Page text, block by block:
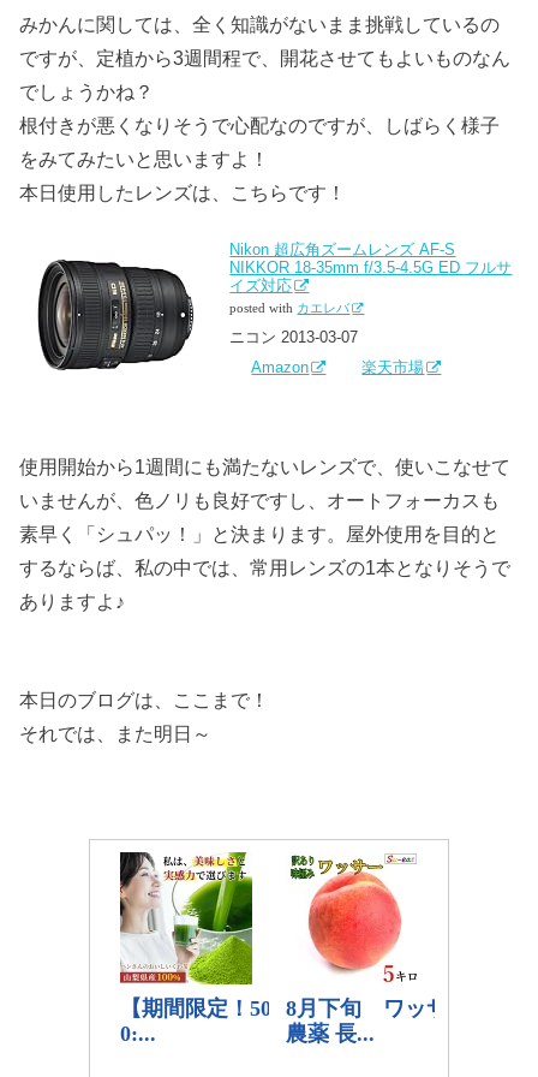
みかんに関しては、全く知識がないまま挑戦しているの
ですが、定植から3週間程で、開花させてもよいものなん
でしょうかね？
根付きが悪くなりそうで心配なのですが、しばらく様子
をみてみたいと思いますよ！
本日使用したレンズは、こちらです！
Nikon 超広角ズームレンズ AF-S
NIKKOR 18-35mm f/3.5-4.5G ED フルサ
イズ対応
posted with カエレバ
ニコン 2013-03-07
Amazon
楽天市場
使用開始から1週間にも満たないレンズで、使いこなせて
いませんが、色ノリも良好ですし、オートフォーカスも
素早く「シュパッ！」と決まります。屋外使用を目的と
するならば、私の中では、常用レンズの1本となりそうで
ありますよ♪
本日のブログは、ここまで！
それでは、また明日～